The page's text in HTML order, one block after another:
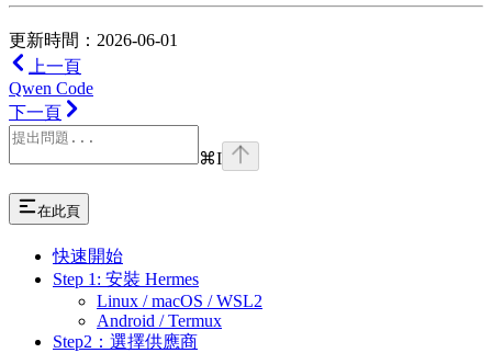
更新時間：2026-06-01
上一頁
Qwen Code
下一頁
⌘I
在此頁
快速開始
Step 1: 安裝 Hermes
Linux / macOS / WSL2
Android / Termux
Step2：選擇供應商